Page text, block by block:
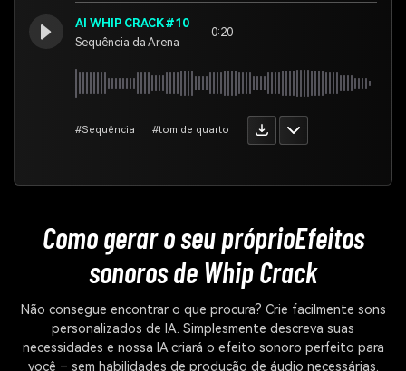
AI WHIP CRACK#10
Sequência da Arena
0:20
#Sequência #tom de quarto
Como gerar o seu próprioEfeitos
sonoros de Whip Crack
Não consegue encontrar o que procura? Crie facilmente sons
personalizados de IA. Simplesmente descreva suas
necessidades e nossa IA criará o efeito sonoro perfeito para
você – sem habilidades de produção de áudio necessárias.